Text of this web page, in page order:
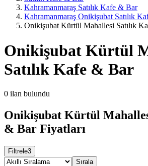
Kahramanmaraş Satılık Kafe & Bar
Kahramanmaraş Onikişubat Satılık
Onikişubat Kürtül Mahallesi Satılık
Onikişubat Kürtül
Satılık Kafe & Bar
0 ilan bulundu
Onikişubat Kürtül
& Bar Fiyatları
Filtrele3
Sırala